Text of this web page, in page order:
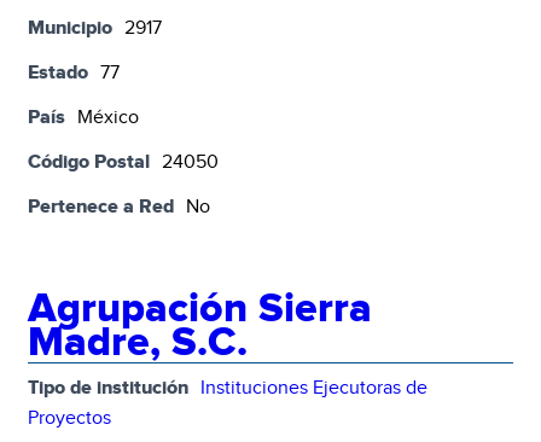
Municipio 2917
Estado 77
País México
Código Postal 24050
Pertenece a Red No
Agrupación Sierra
Madre, S.C.
Tipo de institución Instituciones Ejecutoras de
Proyectos